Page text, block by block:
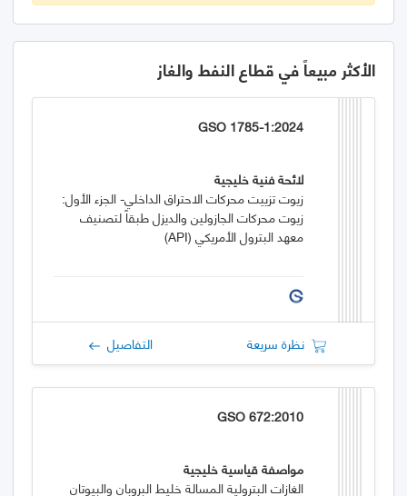
الأكثر مبيعاً في قطاع النفط والغاز
GSO 1785-1:2024
لائحة فنية خليجية
زيوت تزييت محركات الاحتراق الداخلي- الجزء الأول:
زيوت محركات الجازولين والديزل طبقاً لتصنيف
معهد البترول الأمريكي (API)
نظرة سريعة التفاصيل
GSO 672:2010
مواصفة قياسية خليجية
الغازات البترولية المسالة خليط البروبان والبيوتان